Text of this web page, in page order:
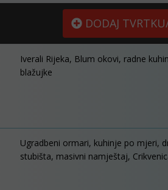
DODAJ
Iverali Rijeka, Blum okovi, radne
blažujke
Ugradbeni ormari, kuhinje po mjeri,
stubišta, masivni namještaj,